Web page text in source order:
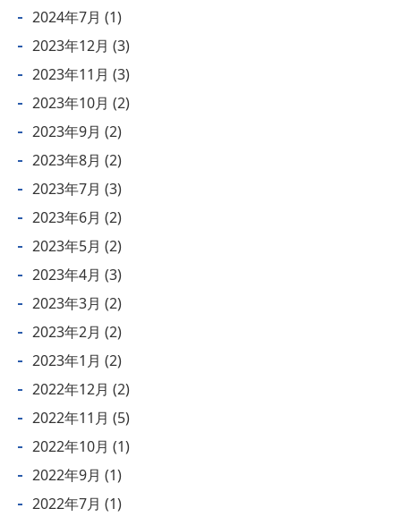
2024年7月 (1)
2023年12月 (3)
2023年11月 (3)
2023年10月 (2)
2023年9月 (2)
2023年8月 (2)
2023年7月 (3)
2023年6月 (2)
2023年5月 (2)
2023年4月 (3)
2023年3月 (2)
2023年2月 (2)
2023年1月 (2)
2022年12月 (2)
2022年11月 (5)
2022年10月 (1)
2022年9月 (1)
2022年7月 (1)